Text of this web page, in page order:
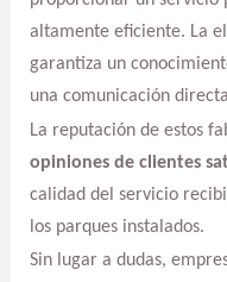
altamente eficiente. La
garantiza un
una comunicación
La reputación de estos
opiniones de clientes
calidad del servicio
los parques instalados.
Sin lugar a dudas,